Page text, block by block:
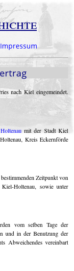
Impressum
nach Kiel eingemeindet.
mit der Stadt Kiel
Kreis Eckernförde
Zeitpunkt von
Holtenau, sowie unter
vom selben Tage der
und in der Benutzung der
Abweichendes vereinbart